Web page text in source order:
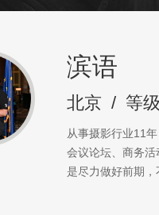
滨语
北京 / 等
从事摄影行业11
会议论坛、商务
是尽力做好前期，